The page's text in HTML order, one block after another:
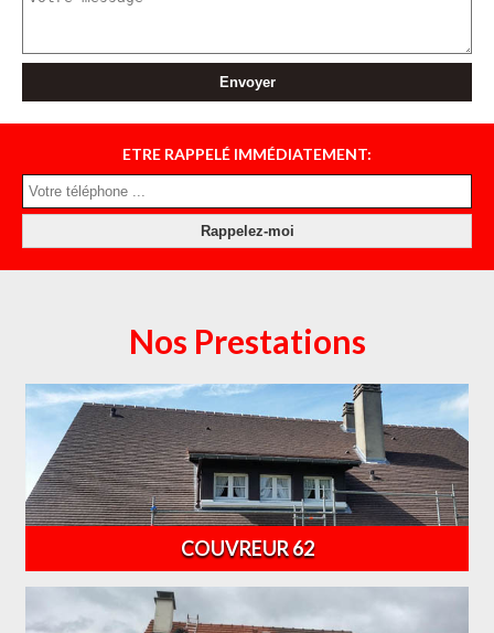
ETRE RAPPELÉ IMMÉDIATEMENT:
Nos Prestations
COUVREUR 62